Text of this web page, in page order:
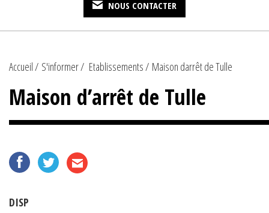
NOUS CONTACTER
Accueil S'informer Etablissements Maison darrêt de Tulle
Maison d’arrêt de Tulle
DISP